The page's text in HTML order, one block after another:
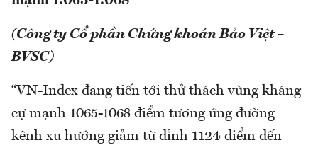
(Công ty Cổ phần Chứng khoán Bảo Việt –
BVSC)
“VN-Index đang tiến tới thử thách vùng kháng
cự mạnh 1065-1068 điểm tương ứng đường
kênh xu hướng giảm từ đỉnh 1124 điểm đến